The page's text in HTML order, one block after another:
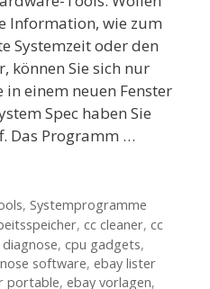
Information, wie zum
Systemzeit oder den
können Sie sich nur
einem neuen Fenster
Spec haben Sie
Das Programm …
, Systemprogramme
, cc cleaner, cc
, cpu gadgets,
software, ebay lister
portable, ebay vorlagen,